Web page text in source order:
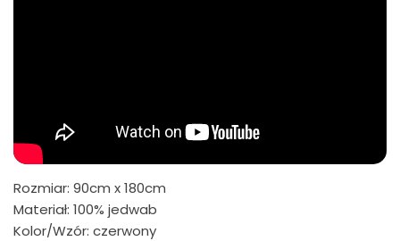
Rozmiar: 90cm x 180cm
Materiał: 100% jedwab
Kolor/Wzór: czerwony